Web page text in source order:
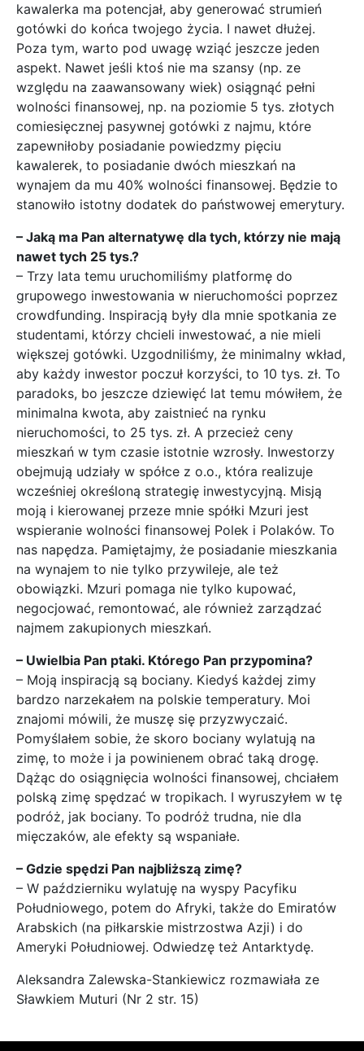
kawalerka ma potencjał, aby generować strumień
gotówki do końca twojego życia. I nawet dłużej.
Poza tym, warto pod uwagę wziąć jeszcze jeden
aspekt. Nawet jeśli ktoś nie ma szansy (np. ze
względu na zaawansowany wiek) osiągnąć pełni
wolności finansowej, np. na poziomie 5 tys. złotych
comiesięcznej pasywnej gotówki z najmu, które
zapewniłoby posiadanie powiedzmy pięciu
kawalerek, to posiadanie dwóch mieszkań na
wynajem da mu 40% wolności finansowej. Będzie to
stanowiło istotny dodatek do państwowej emerytury.
– Jaką ma Pan alternatywę dla tych, którzy nie mają
nawet tych 25 tys.?
– Trzy lata temu uruchomiliśmy platformę do
grupowego inwestowania w nieruchomości poprzez
crowdfunding. Inspiracją były dla mnie spotkania ze
studentami, którzy chcieli inwestować, a nie mieli
większej gotówki. Uzgodniliśmy, że minimalny wkład,
aby każdy inwestor poczuł korzyści, to 10 tys. zł. To
paradoks, bo jeszcze dziewięć lat temu mówiłem, że
minimalna kwota, aby zaistnieć na rynku
nieruchomości, to 25 tys. zł. A przecież ceny
mieszkań w tym czasie istotnie wzrosły. Inwestorzy
obejmują udziały w spółce z o.o., która realizuje
wcześniej określoną strategię inwestycyjną. Misją
moją i kierowanej przeze mnie spółki Mzuri jest
wspieranie wolności finansowej Polek i Polaków. To
nas napędza. Pamiętajmy, że posiadanie mieszkania
na wynajem to nie tylko przywileje, ale też
obowiązki. Mzuri pomaga nie tylko kupować,
negocjować, remontować, ale również zarządzać
najmem zakupionych mieszkań.
– Uwielbia Pan ptaki. Którego Pan przypomina?
– Moją inspiracją są bociany. Kiedyś każdej zimy
bardzo narzekałem na polskie temperatury. Moi
znajomi mówili, że muszę się przyzwyczaić.
Pomyślałem sobie, że skoro bociany wylatują na
zimę, to może i ja powinienem obrać taką drogę.
Dążąc do osiągnięcia wolności finansowej, chciałem
polską zimę spędzać w tropikach. I wyruszyłem w tę
podróż, jak bociany. To podróż trudna, nie dla
mięczaków, ale efekty są wspaniałe.
– Gdzie spędzi Pan najbliższą zimę?
– W październiku wylatuję na wyspy Pacyfiku
Południowego, potem do Afryki, także do Emiratów
Arabskich (na piłkarskie mistrzostwa Azji) i do
Ameryki Południowej. Odwiedzę też Antarktydę.
Aleksandra Zalewska-Stankiewicz rozmawiała ze
Sławkiem Muturi (Nr 2 str. 15)